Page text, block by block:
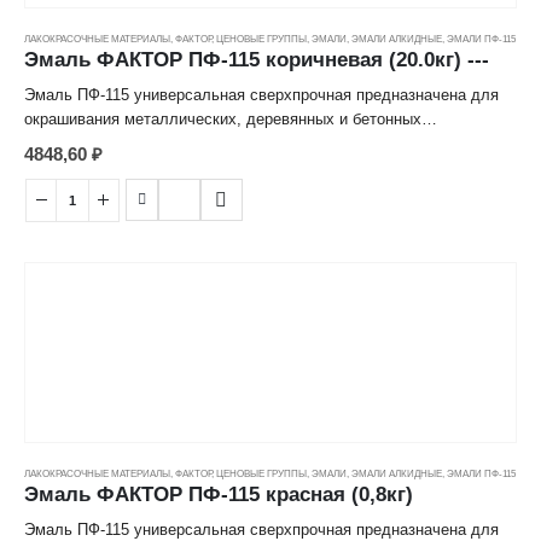
Расход при однослойном покрытии: 1 кг на до 10 м²
Состав: алкидный лак, растворитель, пигмент, функциональные
добавки, сиккатив.
Разбавитель: уайт-спирит, сольвент, скипидар
ЛАКОКРАСОЧНЫЕ МАТЕРИАЛЫ , ФАКТОР, ЦЕНОВЫЕ ГРУППЫ , ЭМАЛИ, ЭМАЛИ АЛКИДНЫЕ, ЭМАЛИ ПФ-115
Эмаль ФАКТОР ПФ-115 коричневая (20.0кг) ---
Эмаль ПФ-115 универсальная сверхпрочная предназначена для
окрашивания металлических, деревянных и бетонных
поверхностей, эксплуатируемых в атмосферных условиях и
внутри помещений (наружные стены, элементы фасадов, скамьи,
ограды, оконные рамы, двери, проемы, подоконники и т. д.)
Расход при однослойном покрытии: 1 кг на до 10 м²
Состав: алкидный лак, растворитель, пигмент, функциональные
4848,60 ₽
ЛАКОКРАСОЧНЫЕ МАТЕРИАЛЫ , ФАКТОР, ЦЕНОВЫЕ ГРУППЫ , ЭМАЛИ, ЭМАЛИ АЛКИДНЫЕ, ЭМАЛИ ПФ-115
Эмаль ФАКТОР ПФ-115 красная (0,8кг)
Эмаль ПФ-115 универсальная сверхпрочная предназначена для